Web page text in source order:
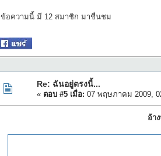
ข้อความนี้ มี 12 สมาชิก มาชื่นชม
Re: ฉันอยู่ตรงนี้...
« ตอบ #5 เมื่อ: 07 พฤษภาคม 2009,
อ้า